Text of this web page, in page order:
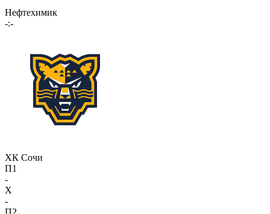
Нефтехимик
-:-
ХК Сочи
П1
-
X
-